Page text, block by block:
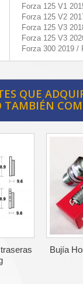
Forza 125 V1
Forza 125 V2
Forza 125 V3
Forza 125 V3
Forza 300 2019 /
QUE
TAMBIÉN
Bujía